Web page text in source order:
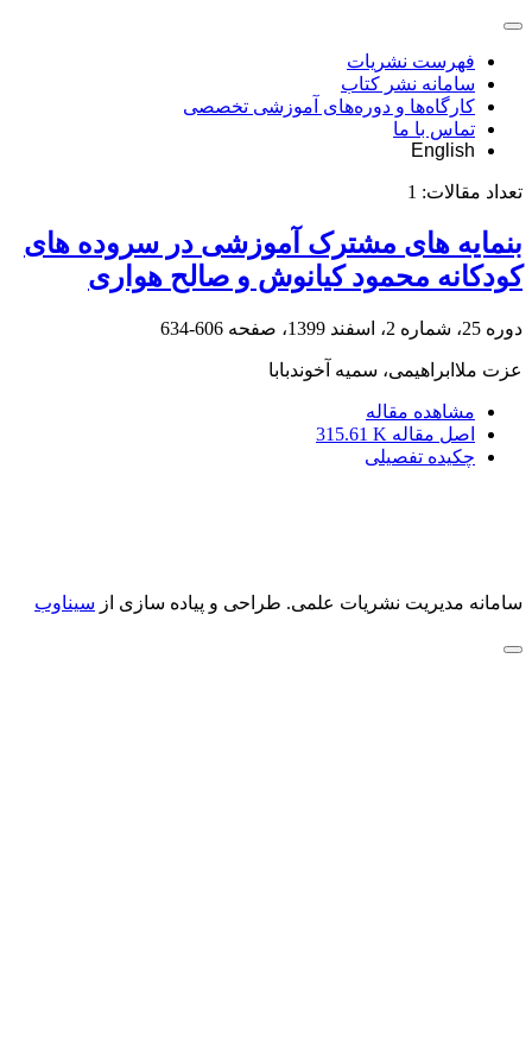
فهرست نشریات
سامانه نشر کتاب
کارگاه‌ها و دوره‌های آموزشی تخصصی
تماس با ما
English
تعداد مقالات: 1
بن‏مایه ‏های مشترک آموزشی در سروده‏ های
کودکانه محمود کیانوش و صالح هواری
دوره 25، شماره 2، اسفند 1399، صفحه 606-634
عزت ملاابراهیمی، سمیه آخوندبابا
مشاهده مقاله
اصل مقاله 315.61 K
چکیده تفصیلی
سامانه مدیریت نشریات علمی. طراحی و پیاده سازی از سیناوب